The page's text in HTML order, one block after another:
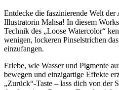
Entdecke die faszinierende Welt
Illustratorin Mahsa! In diesem
Technik des „Loose Watercolor“
wenigen, lockeren Pinselstrichen
einzufangen.
Erlebe, wie Wasser und Pigmente
bewegen und einzigartige Effekte
„Zurück“-Taste – lass dich von der